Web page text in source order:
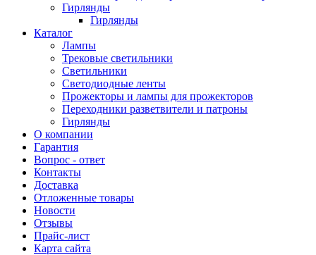
Гирлянды
Гирлянды
Каталог
Лампы
Трековые светильники
Светильники
Светодиодные ленты
Прожекторы и лампы для прожекторов
Переходники разветвители и патроны
Гирлянды
О компании
Гарантия
Вопрос - ответ
Контакты
Доставка
Отложенные товары
Новости
Отзывы
Прайс-лист
Карта сайта